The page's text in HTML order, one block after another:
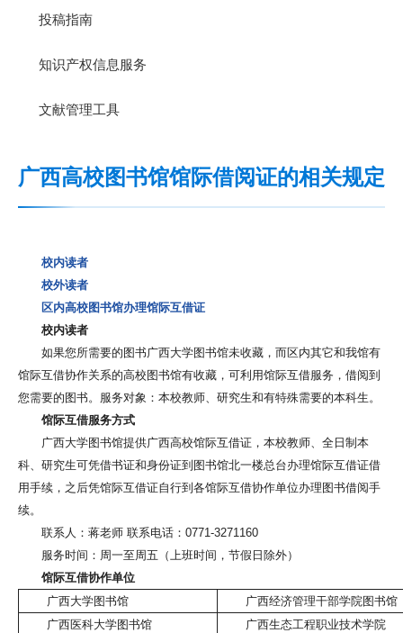
投稿指南
知识产权信息服务
文献管理工具
广西高校图书馆馆际借阅证的相关规定
校内读者
校外读者
区内高校图书馆办理馆际互借证
校内读者
如果您所需要的图书广西大学图书馆未收藏，而区内其它和我馆有
馆际互借协作关系的高校图书馆有收藏，可利用馆际互借服务，借阅到
您需要的图书。服务对象：本校教师、研究生和有特殊需要的本科生。
馆际互借服务方式
广西大学图书馆提供广西高校馆际互借证，本校教师、全日制本
科、研究生可凭借书证和身份证到图书馆北一楼总台办理馆际互借证借
用手续，之后凭馆际互借证自行到各馆际互借协作单位办理图书借阅手
续。
联系人：蒋老师 联系电话：0771-3271160
服务时间：周一至周五（上班时间，节假日除外）
馆际互借协作单位
广西大学图书馆
广西经济管理干部学院图书馆
广西医科大学图书馆
广西生态工程职业技术学院